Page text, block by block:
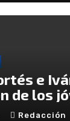
e
de los
Redacción